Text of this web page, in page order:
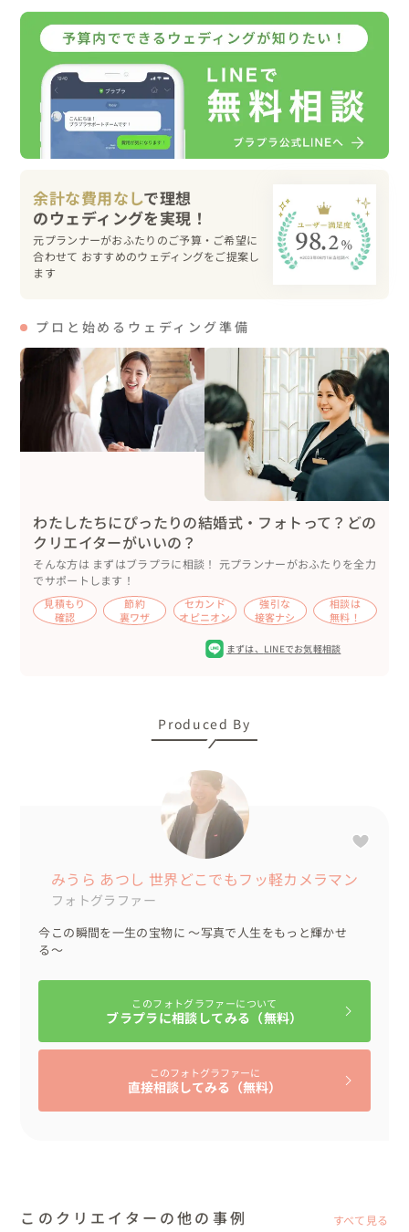
🌳メッセージ
ご自宅等どこへでも参ります🚗和装ウェディングを撮影さ
れたい方、ぜひご相談ください。ちなみに今回、衣装代込
みで２０万円以下のプランで施工しております。おふたり
のことを好きになる！をモットーにいろいろなお話をして
最大限の良さを引きだしていければと思っています😉人見
結構好きです✨緊張をほぐすのが得意ですので、お気軽に
ご相談くださいね。
余計な費用なしで理想
元プランナーがおふたりのご予算・ご希望に
合わせて おすすめのウェディングをご提案し
ます
プロと始めるウェディング準備
わたしたちにぴったりの結婚式・フォトって？どの
クリエイターがいいの？
そんな方は まずはブラプラに相談！ 元プランナーがおふたりを全力
でサポートします！
見積もり
確認
節約
裏ワザ
セカンド
オピニオン
強引な
接客ナシ
相談は
無料！
まずは、 LINEでお気軽相談
Produced By
みうら あつし 世界どこでもフッ軽カメラマン
フォトグラファー
今この瞬間を一生の宝物に 〜写真で人生をもっと輝かせ
る〜
このフォトグラファーについて
ブラプラに相談してみる（無料）
このフォトグラファーに
直接相談してみる（無料）
このクリエイターの他の事例 すべて見る